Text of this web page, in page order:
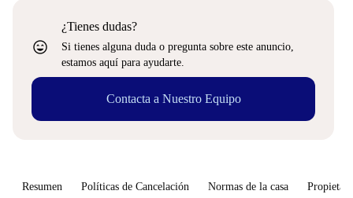
sentiment_very_satisfied
¿Tienes dudas?
Si tienes alguna duda o pregunta sobre este anuncio,
estamos aquí para ayudarte.
Contacta a Nuestro Equipo
Resumen Políticas de Cancelación Normas de la casa